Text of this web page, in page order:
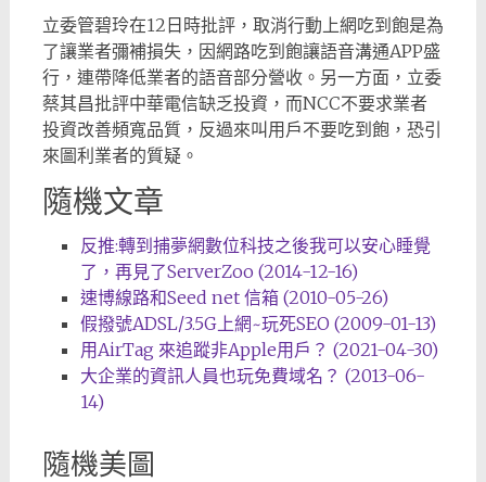
立委管碧玲在12日時批評，取消行動上網吃到飽是為
了讓業者彌補損失，因網路吃到飽讓語音溝通APP盛
行，連帶降低業者的語音部分營收。另一方面，立委
蔡其昌批評中華電信缺乏投資，而NCC不要求業者
投資改善頻寬品質，反過來叫用戶不要吃到飽，恐引
來圖利業者的質疑。
隨機文章
反推:轉到捕夢網數位科技之後我可以安心睡覺
了，再見了ServerZoo (2014-12-16)
速博線路和Seed net 信箱 (2010-05-26)
假撥號ADSL/3.5G上網~玩死SEO (2009-01-13)
用AirTag 來追蹤非Apple用戶？ (2021-04-30)
大企業的資訊人員也玩免費域名？ (2013-06-
14)
隨機美圖